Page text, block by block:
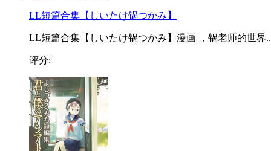
LL短篇合集【しいたけ锅つかみ】
LL短篇合集【しいたけ锅つかみ】漫画 ，锅老师的世界
评分: